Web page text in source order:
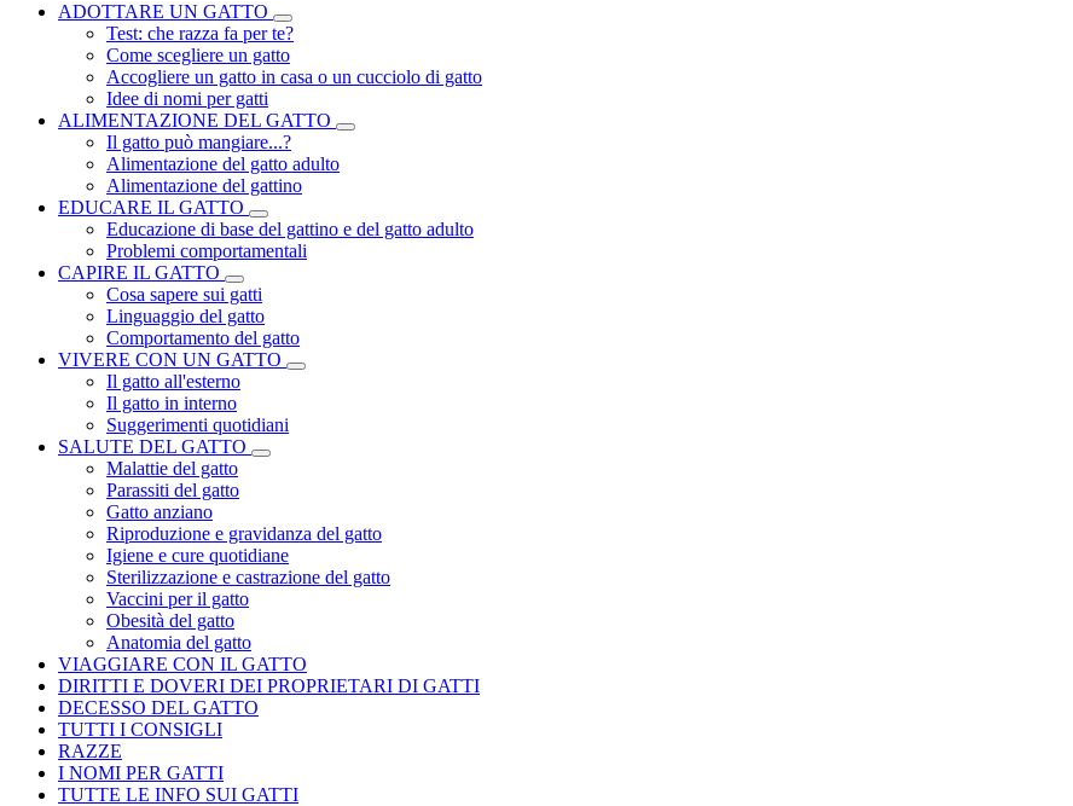
ADOTTARE UN GATTO
Test: che razza fa per te?
Come scegliere un gatto
Accogliere un gatto in casa o un cucciolo di gatto
Idee di nomi per gatti
ALIMENTAZIONE DEL GATTO
Il gatto può mangiare...?
Alimentazione del gatto adulto
Alimentazione del gattino
EDUCARE IL GATTO
Educazione di base del gattino e del gatto adulto
Problemi comportamentali
CAPIRE IL GATTO
Cosa sapere sui gatti
Linguaggio del gatto
Comportamento del gatto
VIVERE CON UN GATTO
Il gatto all'esterno
Il gatto in interno
Suggerimenti quotidiani
SALUTE DEL GATTO
Malattie del gatto
Parassiti del gatto
Gatto anziano
Riproduzione e gravidanza del gatto
Igiene e cure quotidiane
Sterilizzazione e castrazione del gatto
Vaccini per il gatto
Obesità del gatto
Anatomia del gatto
VIAGGIARE CON IL GATTO
DIRITTI E DOVERI DEI PROPRIETARI DI GATTI
DECESSO DEL GATTO
TUTTI I CONSIGLI
RAZZE
I NOMI PER GATTI
TUTTE LE INFO SUI GATTI